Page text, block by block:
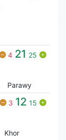
4 21 25
Parawy
3 12 15
Khor